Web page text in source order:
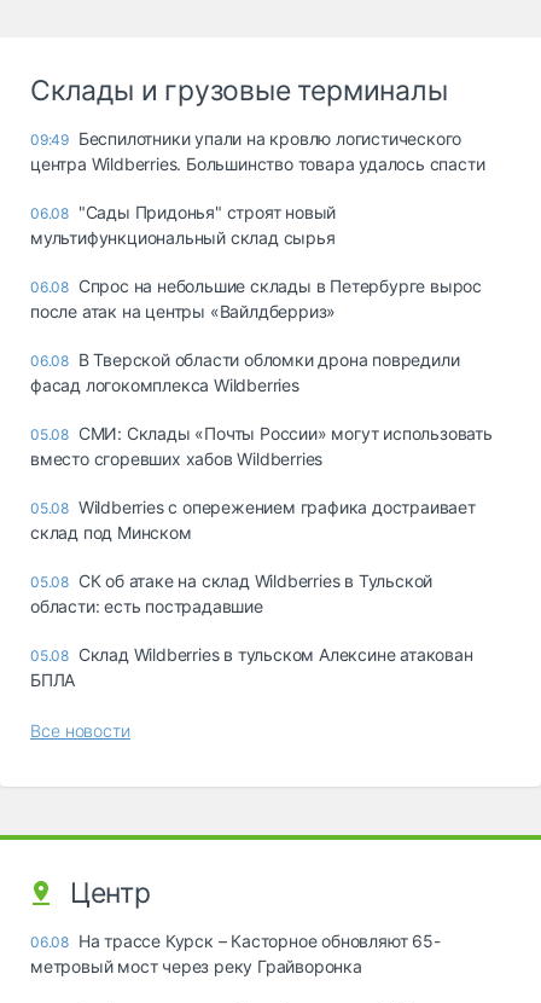
Склады и грузовые терминалы
09:49 Беспилотники упали на кровлю логистического
центра Wildberries. Большинство товара удалось спасти
06.08 "Сады Придонья" строят новый
мультифункциональный склад сырья
06.08 Спрос на небольшие склады в Петербурге вырос
после атак на центры «Вайлдберриз»
06.08 В Тверской области обломки дрона повредили
фасад логокомплекса Wildberries
05.08 СМИ: Склады «Почты России» могут использовать
вместо сгоревших хабов Wildberries
05.08 Wildberries с опережением графика достраивает
склад под Минском
05.08 СК об атаке на склад Wildberries в Тульской
области: есть пострадавшие
05.08 Склад Wildberries в тульском Алексине атакован
БПЛА
Все новости
Центр
06.08 На трассе Курск – Касторное обновляют 65-
метровый мост через реку Грайворонка